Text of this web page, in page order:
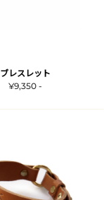
ブレスレット
¥9,350 -